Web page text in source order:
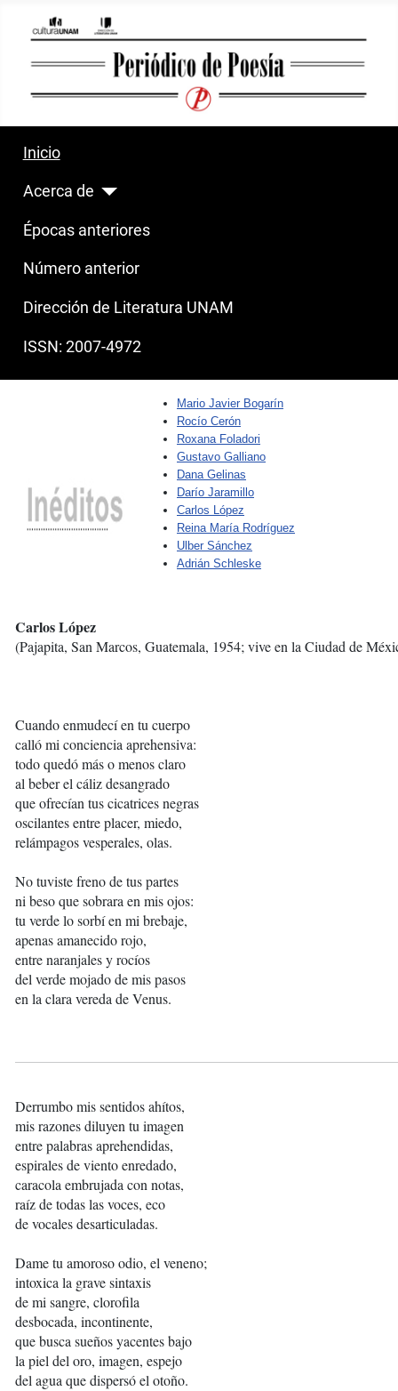
Inicio
Acerca de
Épocas anteriores
Número anterior
Dirección de Literatura UNAM
ISSN: 2007-4972
Mario Javier Bogarín
Rocío Cerón
Roxana Foladori
Gustavo Galliano
Dana Gelinas
Darío Jaramillo
Carlos López
Reina María Rodríguez
Ulber Sánchez
Adrián Schleske
Carlos López
(Pajapita, San Marcos, Guatemala, 1954; vive en la Ciudad de
Cuando enmudecí en tu cuerpo
calló mi conciencia aprehensiva:
todo quedó más o menos claro
al beber el cáliz desangrado
que ofrecían tus cicatrices negras
oscilantes entre placer, miedo,
relámpagos vesperales, olas.
No tuviste freno de tus partes
ni beso que sobrara en mis ojos:
tu verde lo sorbí en mi brebaje,
apenas amanecido rojo,
entre naranjales y rocíos
del verde mojado de mis pasos
en la clara vereda de Venus.
Derrumbo mis sentidos ahítos,
mis razones diluyen tu imagen
entre palabras aprehendidas,
espirales de viento enredado,
caracola embrujada con notas,
raíz de todas las voces, eco
de vocales desarticuladas.
Dame tu amoroso odio, el veneno;
intoxica la grave sintaxis
de mi sangre, clorofila
desbocada, incontinente,
que busca sueños yacentes bajo
la piel del oro, imagen, espejo
del agua que dispersó el otoño.